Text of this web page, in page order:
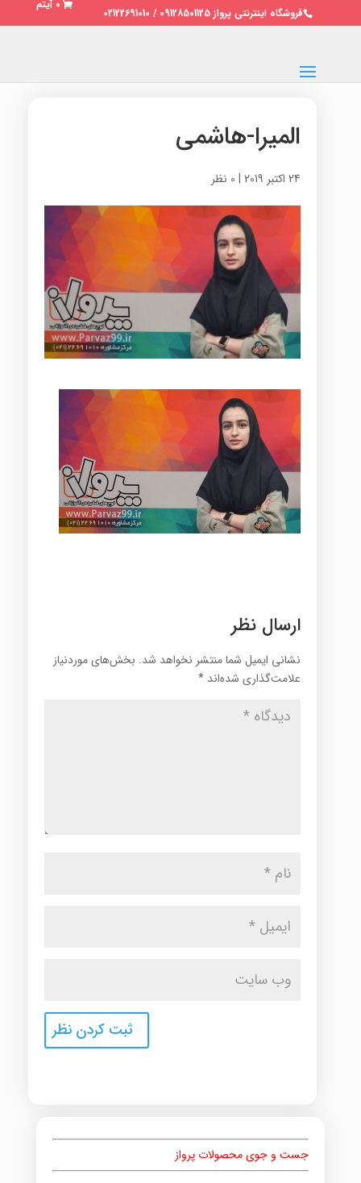
فروشگاه اینترنتی پرواز 09128501125 / 02122691010
0 آیتم
المیرا-هاشمی
24 اکتبر 2019 | 0 نظر
ارسال نظر
نشانی ایمیل شما منتشر نخواهد شد. بخش‌های موردنیاز
علامت‌گذاری شده‌اند *
جست و جوی محصولات پرواز